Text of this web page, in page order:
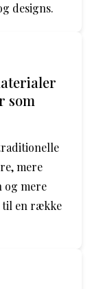
designs.
som
mere
og mere
til en række